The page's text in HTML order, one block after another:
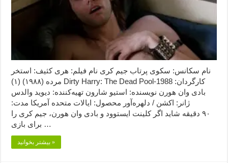
نام سکانس: سکوی پرتاب جیم کری نام فیلم: هری کثیف: استخر
مرده (۱۹۸۸) (۱) Dirty Harry: The Dead Pool-1988 کارگردان:
بادی وان هورن نویسنده: استیو شارون تهیه‌کننده: دیوید والدس
ژانر: اکشن / دلهره‌آور محصول: ایالات متحده آمریکا مدت:
۹۰ دقیقه شاید اگر کلینت ایستوود و بادی وان هورن، جیم کری را
برای بازی …
بیشتر بخوانید »